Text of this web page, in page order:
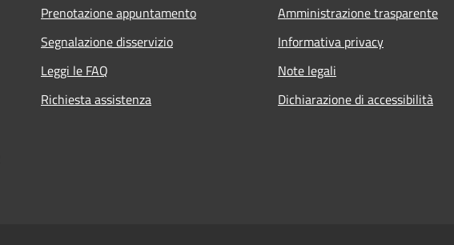
Prenotazione appuntamento
Segnalazione disservizio
Leggi le FAQ
Richiesta assistenza
Amministrazione trasparente
Informativa privacy
Note legali
Dichiarazione di accessibilità